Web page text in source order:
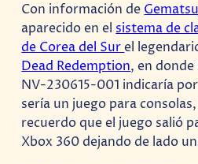
Con información de
aparecido en elsistema de
de Corea del Surel
Dead Redemption, en donde
NV-230615-001 indicaría
sería un juego para
recuerdo que el juego salió
Xbox 360 dejando de lado